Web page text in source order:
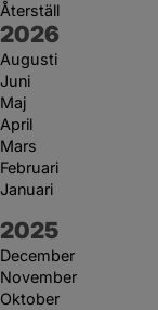
Återställ
År:
2026
Augusti
Juni
Maj
April
Mars
Februari
Januari
År:
2025
December
November
Oktober